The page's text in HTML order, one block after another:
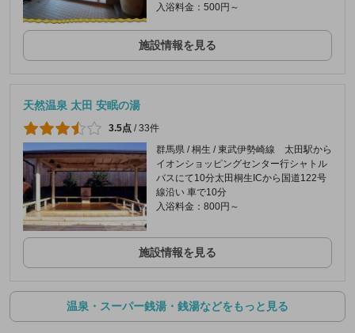
入浴料金：500円～
施設情報を見る
天然温泉 太田 安眠の湯
3.5点 /33件
群馬県 / 桐生 / 東武伊勢崎線 太田駅から
イオンショッピングセンター行シャトル
バスにて10分太田桐生ICから国道122号
線沿い 車で10分
入浴料金：800円～
施設情報を見る
温泉・スーパー銭湯・銭湯などをもっと見る